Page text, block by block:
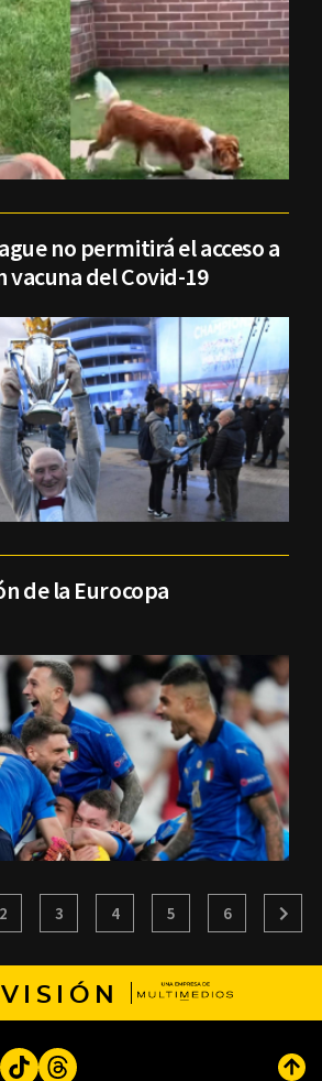
no permitirá el acceso a
vacuna del Covid-19
de la Eurocopa
2 3 4 5 6
TikTokThreads